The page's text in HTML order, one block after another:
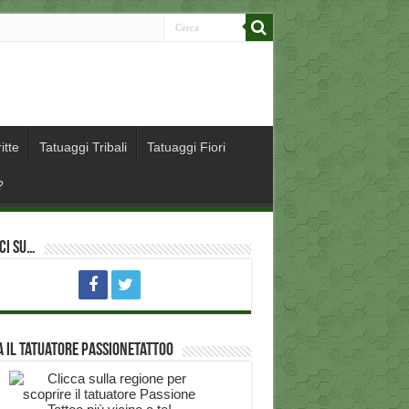
Tatuaggi Tribali Tatuaggi Fiori
su…
il Tatuatore PassioneTattoo